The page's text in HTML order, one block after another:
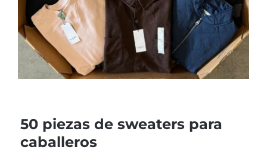
50 piezas de sweaters para
caballeros